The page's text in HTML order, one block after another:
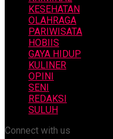
KESEHATAN
OLAHRAGA
PARIWISATA
HOBIIS
GAYA HIDUP
KULINER
OPINI
SENI
REDAKSI
SULUH
Connect with us